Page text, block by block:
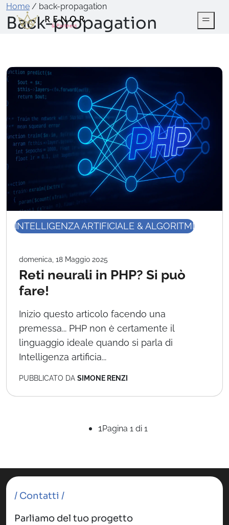
Home / back-propagation
Back-propagation
INTELLIGENZA ARTIFICIALE & ALGORITMI
domenica, 18 Maggio 2025
Reti neurali in PHP? Si può
fare!
Inizio questo articolo facendo una
premessa... PHP non è certamente il
linguaggio ideale quando si parla di
Intelligenza artificia...
PUBBLICATO DA SIMONE RENZI
1Pagina 1 di 1
/ Contatti /
Parliamo del tuo progetto